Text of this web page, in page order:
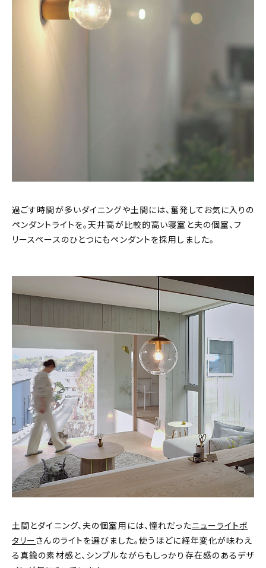
過ごす時間が多いダイニングや土間には、奮発してお気に入りの
ペンダントライトを。天井高が比較的高い寝室と夫の個室、フ
リースペースのひとつにもペンダントを採用しました。
土間とダイニング、夫の個室用には、憧れだったニューライトポ
タリーさんのライトを選びました。使うほどに経年変化が味わえ
る真鍮の素材感と、シンプルながらもしっかり存在感のあるデザ